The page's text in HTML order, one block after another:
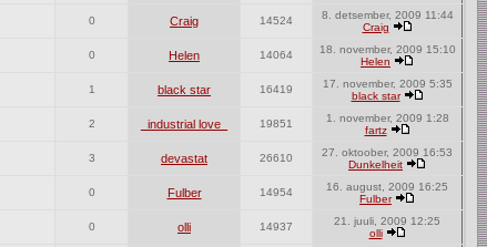
0 Craig 14524
8. detsember, 2009 11:44
Craig
0 Helen 14064
18. november, 2009 15:10
Helen
1 black star 16419
17. november, 2009 5:35
black star
2 _industrial love_ 19851
1. november, 2009 1:28
fartz
3 devastat 26610
27. oktoober, 2009 16:53
Dunkelheit
0 Fulber 14954
16. august, 2009 16:25
Fulber
0 olli 14937
21. juuli, 2009 12:25
olli